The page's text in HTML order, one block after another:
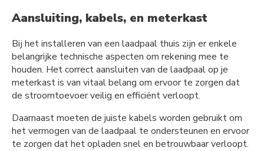
Aansluiting, kabels, en meterkast
Bij het installeren van een laadpaal thuis zijn er enkele
belangrijke technische aspecten om rekening mee te
houden. Het correct aansluiten van de laadpaal op je
meterkast is van vitaal belang om ervoor te zorgen dat
de stroomtoevoer veilig en efficiënt verloopt.
Daarnaast moeten de juiste kabels worden gebruikt om
het vermogen van de laadpaal te ondersteunen en ervoor
te zorgen dat het opladen snel en betrouwbaar verloopt.